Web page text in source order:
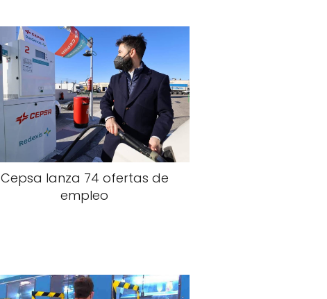
Cepsa lanza 74 ofertas de
empleo